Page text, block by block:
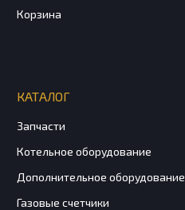
Корзина
КАТАЛОГ
Запчасти
Котельное оборудование
Дополнительное оборудование
Газовые счетчики